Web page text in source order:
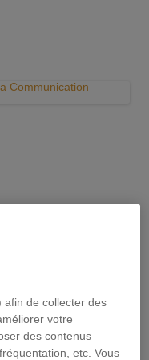
Sensible
publiques depuis
les projets de
ainsi que les
afin de collecter des
votre
des contenus
etc. Vous